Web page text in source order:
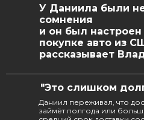
"Это слишком
Даниил переживал, что
займёт полгода или
У Даниила были
сомнения
и он был настроен
покупке авто из
рассказывает